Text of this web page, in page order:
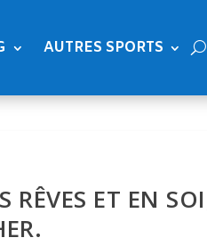
AUTRES SPORTS
RÊVES ET EN